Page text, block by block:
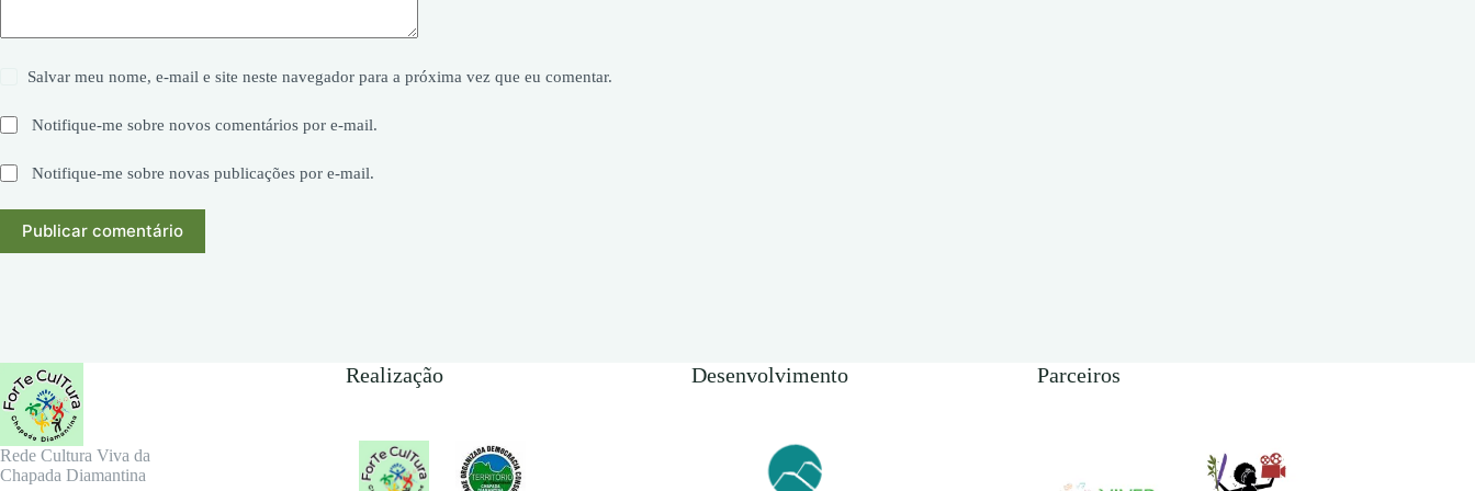
Salvar meu nome, e-mail e site neste navegador para a próxima vez que eu comentar.
Notifique-me sobre novos comentários por e-mail.
Notifique-me sobre novas publicações por e-mail.
Publicar comentário
Rede Cultura Viva da
Chapada Diamantina
Realização Desenvolvimento Parceiros